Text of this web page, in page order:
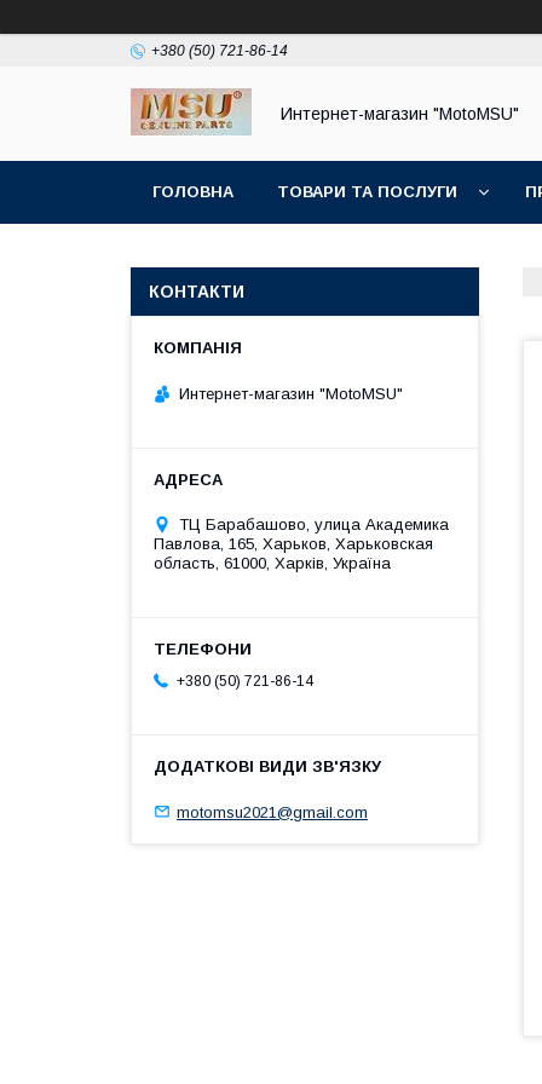
+380 (50) 721-86-14
Интернет-магазин "MotoMSU"
ГОЛОВНА ТОВАРИ ТА ПОСЛУГИ
КОНТАКТИ
Интернет-магазин "MotoMSU"
ТЦ Барабашово, улица Академика
Павлова, 165, Харьков, Харьковская
область, 61000, Харків, Україна
+380 (50) 721-86-14
motomsu2021@gmail.com